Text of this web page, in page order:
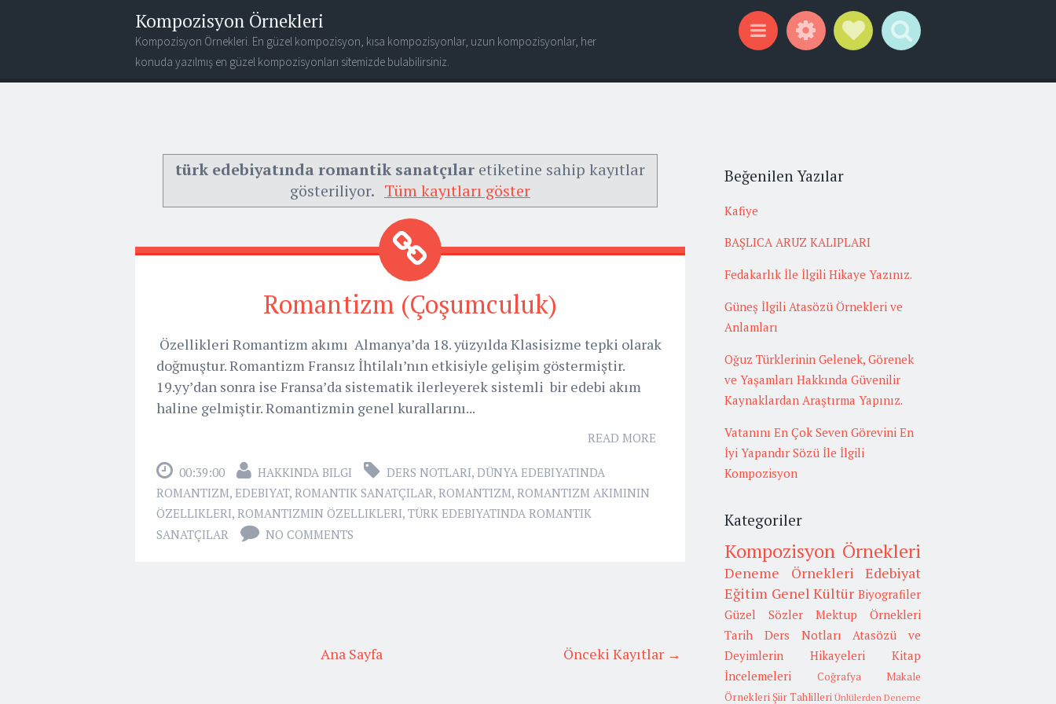
Kompozisyon Örnekleri
Kompozisyon Örnekleri. En güzel kompozisyon, kısa kompozisyonlar, uzun kompozisyonlar, her
konuda yazılmış en güzel kompozisyonları sitemizde bulabilirsiniz.
türk edebiyatında romantik sanatçılar etiketine sahip kayıtlar
gösteriliyor. Tüm kayıtları göster
Romantizm (Çoşumculuk)
Özellikleri Romantizm akımı Almanya’da 18. yüzyılda Klasisizme tepki olarak
doğmuştur. Romantizm Fransız İhtilalı’nın etkisiyle gelişim göstermiştir.
19.yy’dan sonra ise Fransa’da sistematik ilerleyerek sistemli bir edebi akım
haline gelmiştir. Romantizmin genel kurallarını...
READ MORE
00:39:00 HAKKINDA BILGI DERS NOTLARI, DÜNYA EDEBIYATINDA
ROMANTIZM, EDEBIYAT, ROMANTIK SANATÇILAR, ROMANTIZM, ROMANTIZM AKIMININ
ÖZELLIKLERI, ROMANTIZMIN ÖZELLIKLERI, TÜRK EDEBIYATINDA ROMANTIK
SANATÇILAR
NO COMMENTS
Önceki Kayıtlar →
Ana Sayfa
Beğenilen Yazılar
Kafiye
BAŞLICA ARUZ KALIPLARI
Fedakarlık İle İlgili Hikaye Yazınız.
Güneş İlgili Atasözü Örnekleri ve
Anlamları
Oğuz Türklerinin Gelenek, Görenek
ve Yaşamları Hakkında Güvenilir
Kaynaklardan Araştırma Yapınız.
Vatanını En Çok Seven Görevini En
İyi Yapandır Sözü İle İlgili
Kompozisyon
Kategoriler
Kompozisyon Örnekleri
Deneme Örnekleri
Edebiyat
Eğitim Genel Kültür Biyografiler
Güzel Sözler
Mektup Örnekleri
Tarih
Ders Notları
Atasözü ve
Deyimlerin Hikayeleri
Kitap
İncelemeleri
Coğrafya
Makale
Örnekleri Şiir Tahlilleri Ünlülerden Deneme